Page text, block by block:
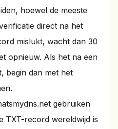
hoewel de meeste
direct na het
mislukt, wacht dan 30
opnieuw. Als het na een
begin dan met het
gebruiken
TXT-record wereldwijd is